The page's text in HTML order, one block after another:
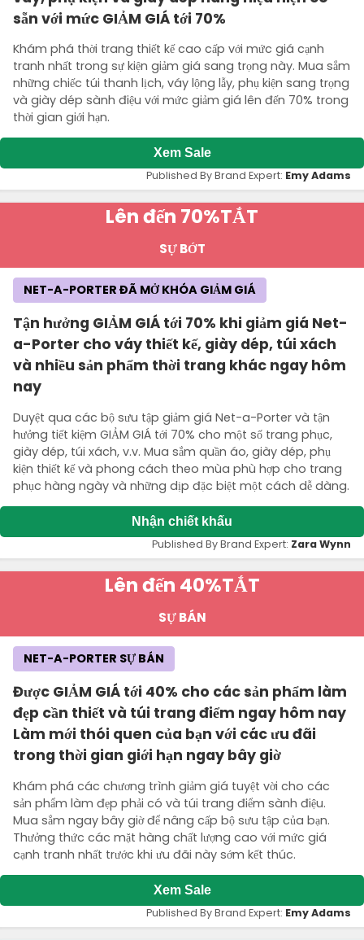
sẵn với mức GIẢM GIÁ tới 70%
Khám phá thời trang thiết kế cao cấp với mức giá cạnh
tranh nhất trong sự kiện giảm giá sang trọng này. Mua sắm
những chiếc túi thanh lịch, váy lộng lẫy, phụ kiện sang trọng
và giày dép sành điệu với mức giảm giá lên đến 70% trong
thời gian giới hạn.
Xem Sale
Published By Brand Expert: Emy Adams
Lên đến 70%TẮT
SỰ BỚT
Tận hưởng GIẢM GIÁ tới 70% khi giảm giá Net-
a-Porter cho váy thiết kế, giày dép, túi xách
và nhiều sản phẩm thời trang khác ngay hôm
nay
Duyệt qua các bộ sưu tập giảm giá Net-a-Porter và tận
hưởng tiết kiệm GIẢM GIÁ tới 70% cho một số trang phục,
giày dép, túi xách, v.v. Mua sắm quần áo, giày dép, phụ
kiện thiết kế và phong cách theo mùa phù hợp cho trang
phục hàng ngày và những dịp đặc biệt một cách dễ dàng.
NET-A-PORTER ĐÃ MỞ KHÓA GIẢM GIÁ
Nhận chiết khấu
Published By Brand Expert: Zara Wynn
Lên đến 40%TẮT
SỰ BÁN
Được GIẢM GIÁ tới 40% cho các sản phẩm làm
đẹp cần thiết và túi trang điểm ngay hôm nay
Làm mới thói quen của bạn với các ưu đãi
trong thời gian giới hạn ngay bây giờ
Khám phá các chương trình giảm giá tuyệt vời cho các
sản phẩm làm đẹp phải có và túi trang điểm sành điệu.
Mua sắm ngay bây giờ để nâng cấp bộ sưu tập của bạn.
Thưởng thức các mặt hàng chất lượng cao với mức giá
cạnh tranh nhất trước khi ưu đãi này sớm kết thúc.
NET-A-PORTER SỰ BÁN
Xem Sale
Published By Brand Expert: Emy Adams